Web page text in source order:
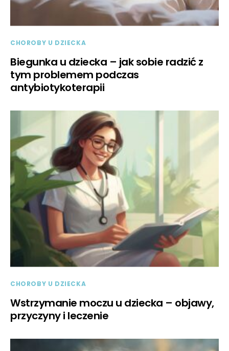
CHOROBY U DZIECKA
Biegunka u dziecka – jak sobie radzić z
tym problemem podczas
antybiotykoterapii
CHOROBY U DZIECKA
Wstrzymanie moczu u dziecka – objawy,
przyczyny i leczenie